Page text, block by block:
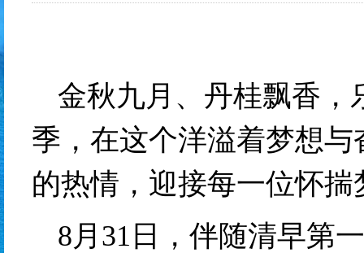
金秋九月、丹桂飘香，
季，在这个洋溢着梦想
的热情，迎接每一位怀
8月31日，伴随清早第